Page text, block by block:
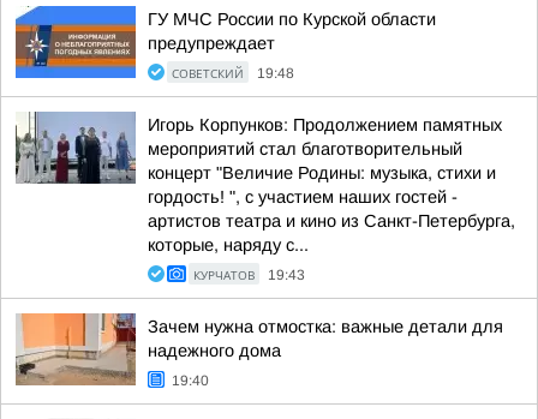
ГУ МЧС России по Курской области
предупреждает
СОВЕТСКИЙ 19:48
Игорь Корпунков: Продолжением памятных
мероприятий стал благотворительный
концерт "Величие Родины: музыка, стихи и
гордость! ", с участием наших гостей -
артистов театра и кино из Санкт-Петербурга,
которые, наряду с...
КУРЧАТОВ 19:43
Зачем нужна отмостка: важные детали для
надежного дома
19:40